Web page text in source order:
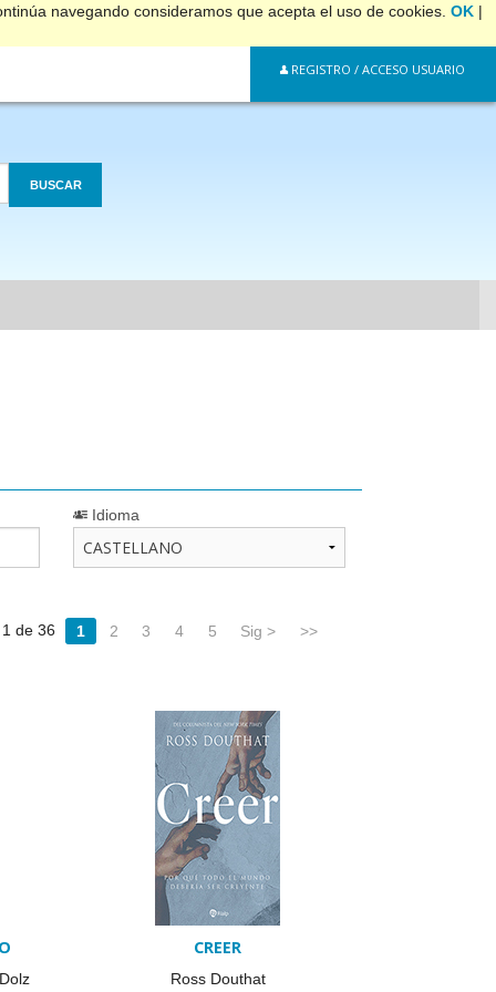
navegando consideramos que acepta el uso de cookies. OK |
REGISTRO / ACCESO USUARIO
BUSCAR
Idioma
de 36 1 2 3 4 5 Sig > >>
CREER
Ross Douthat